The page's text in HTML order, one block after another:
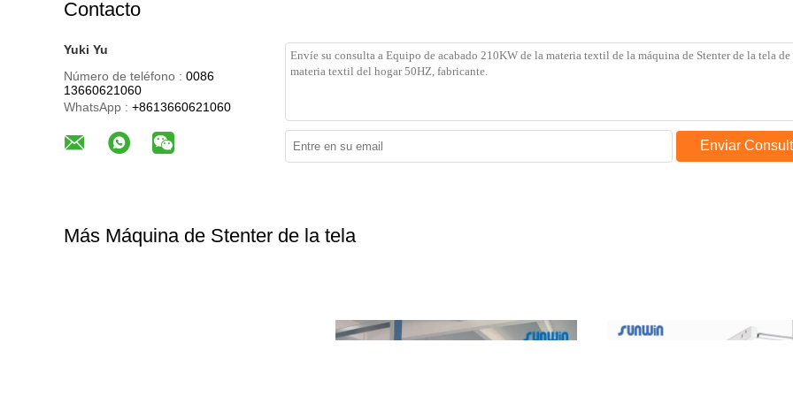
Contacto
Yuki Yu
Número de teléfono : 0086
13660621060
WhatsApp : +8613660621060
Enviar
Más Máquina de Stenter de la tela